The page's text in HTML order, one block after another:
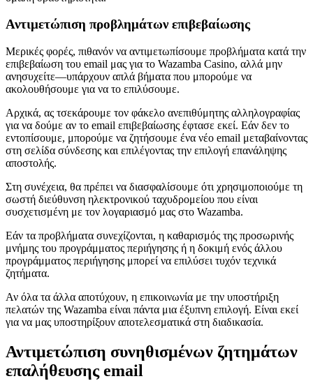
Αντιμετώπιση προβλημάτων επιβεβαίωσης
Μερικές φορές, πιθανόν να αντιμετωπίσουμε προβλήματα κατά την
επιβεβαίωση του email μας για το Wazamba Casino, αλλά μην
ανησυχείτε—υπάρχουν απλά βήματα που μπορούμε να
ακολουθήσουμε για να το επιλύσουμε.
Αρχικά, ας τσεκάρουμε τον φάκελο ανεπιθύμητης αλληλογραφίας
για να δούμε αν το email επιβεβαίωσης έφτασε εκεί. Εάν δεν το
εντοπίσουμε, μπορούμε να ζητήσουμε ένα νέο email μεταβαίνοντας
στη σελίδα σύνδεσης και επιλέγοντας την επιλογή επανάληψης
αποστολής.
Στη συνέχεια, θα πρέπει να διασφαλίσουμε ότι χρησιμοποιούμε τη
σωστή διεύθυνση ηλεκτρονικού ταχυδρομείου που είναι
συσχετισμένη με τον λογαριασμό μας στο Wazamba.
Εάν τα προβλήματα συνεχίζονται, η καθαρισμός της προσωρινής
μνήμης του προγράμματος περιήγησης ή η δοκιμή ενός άλλου
προγράμματος περιήγησης μπορεί να επιλύσει τυχόν τεχνικά
ζητήματα.
Αν όλα τα άλλα αποτύχουν, η επικοινωνία με την υποστήριξη
πελατών της Wazamba είναι πάντα μια έξυπνη επιλογή. Είναι εκεί
για να μας υποστηρίξουν αποτελεσματικά στη διαδικασία.
Αντιμετώπιση συνηθισμένων ζητημάτων
επαλήθευσης email